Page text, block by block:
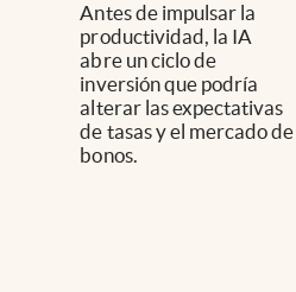
Antes de impulsar la
productividad, la IA
abre un ciclo de
inversión que podría
alterar las expectativas
de tasas y el mercado de
bonos.